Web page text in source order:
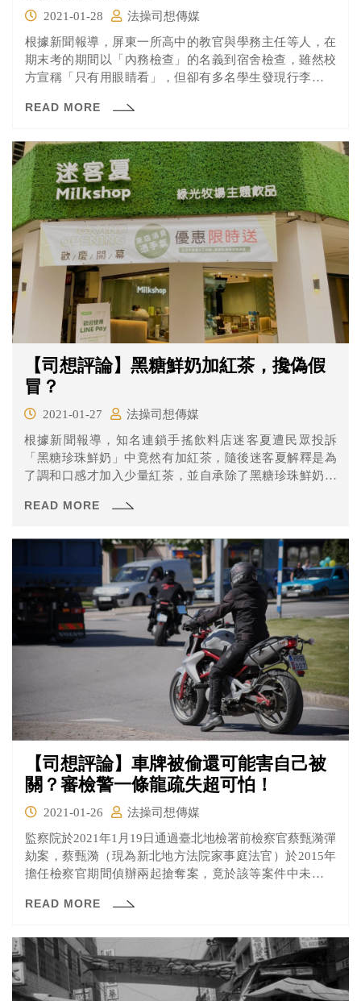
2021-01-28
法操司想傳媒
根據新聞報導，屏東一所高中的教官與學務主任等人，在
期末考的期間以「內務檢查」的名義到宿舍檢查，雖然校
方宣稱「只有用眼睛看」，但卻有多名學生發現行李箱有
反彈。學校的所作所為學生都必須要遵守嗎？我國大法官
READ MORE
【司想評論】黑糖鮮奶加紅茶，攙偽假
冒？
2021-01-27
法操司想傳媒
根據新聞報導，知名連鎖手搖飲料店迷客夏遭民眾投訴
「黑糖珍珠鮮奶」中竟然有加紅茶，隨後迷客夏解釋是為
了調和口感才加入少量紅茶，並自承除了黑糖珍珠鮮奶之
READ MORE
【司想評論】車牌被偷還可能害自己被
關？審檢警一條龍疏失超可怕！
2021-01-26
法操司想傳媒
監察院於2021年1月19日通過臺北地檢署前檢察官蔡甄漪彈
劾案，蔡甄漪（現為新北地方法院家事庭法官）於2015年
擔任檢察官期間偵辦兩起搶奪案，竟於該等案件中未遵守
顏色不符等情詳加調查，另依偵查所得之證據實難認許男
許男提起再審，經再審法院認定無罪並獲冤獄補償59萬5千
元。
READ MORE